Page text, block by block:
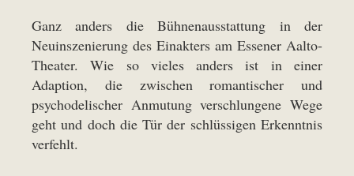
Ganz anders die Bühnenausstattung in der
Neuinszenierung des Einakters am Essener Aalto-
Theater. Wie so vieles anders ist in einer
Adaption, die zwischen romantischer und
psychodelischer Anmutung verschlungene Wege
geht und doch die Tür der schlüssigen Erkenntnis
verfehlt.